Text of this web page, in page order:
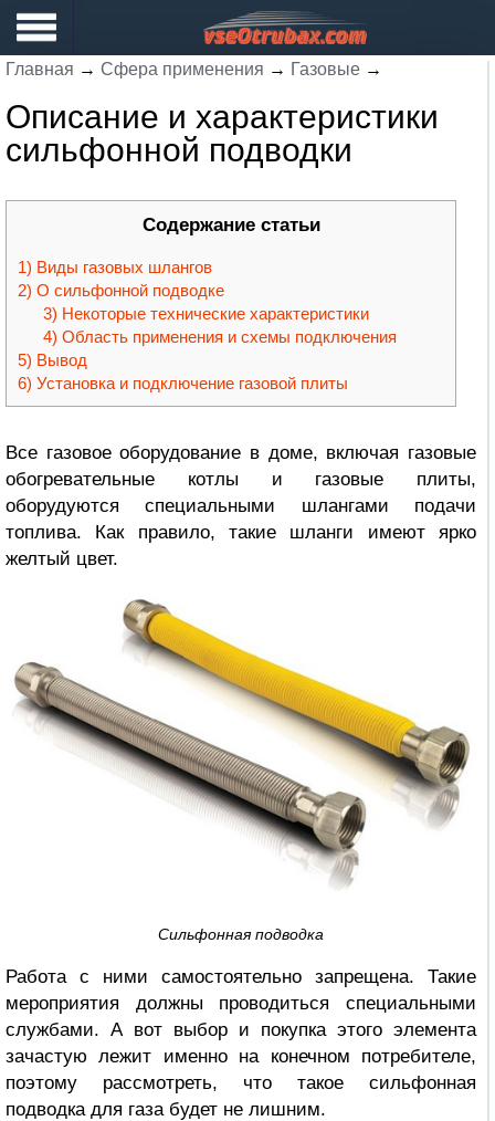
Главная → Сфера применения → Газовые →
Описание и характеристики
сильфонной подводки
Содержание статьи
Виды газовых шлангов
О сильфонной подводке
Некоторые технические характеристики
Область применения и схемы подключения
Вывод
Установка и подключение газовой плиты
Все газовое оборудование в доме, включая газовые
обогревательные котлы и газовые плиты,
оборудуются специальными шлангами подачи
топлива. Как правило, такие шланги имеют ярко
желтый цвет.
Сильфонная подводка
Работа с ними самостоятельно запрещена. Такие
мероприятия должны проводиться специальными
службами. А вот выбор и покупка этого элемента
зачастую лежит именно на конечном потребителе,
поэтому рассмотреть, что такое сильфонная
подводка для газа будет не лишним.